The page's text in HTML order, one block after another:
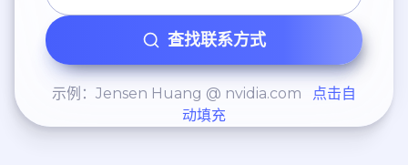
查找联系方式
示例：Jensen Huang @ nvidia.com
点击自
动填充